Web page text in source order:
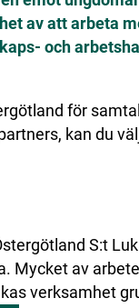
av att arbeta
och
för
kan du
S:t
Mycket av
verksamhet